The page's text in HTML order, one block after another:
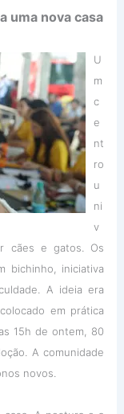
uma nova casa
U
m
c
e
nt
ro
u
ni
v
cães e gatos. Os
bichinho, iniciativa
A ideia era
em prática
15h de ontem, 80
A comunidade
novos.